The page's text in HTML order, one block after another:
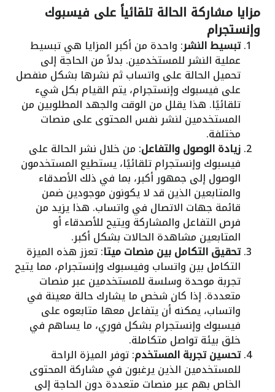
مزايا مشاركة الحالة تلقائياً على فيسبوك
وإنستجرام
تبسيط النشر: واحدة من أكبر المزايا هي تبسيط
عملية النشر للمستخدمين. بدلاً من الحاجة إلى
تحميل الحالة على واتساب ثم نشرها بشكل منفصل
على فيسبوك وإنستجرام، يتم القيام بكل شيء
تلقائيًا. هذا يقلل من الوقت والجهد المطلوبين من
المستخدمين لنشر نفس المحتوى على منصات
مختلفة.
زيادة الوصول والتفاعل: من خلال نشر الحالة على
فيسبوك وإنستجرام تلقائيًا، يستطيع المستخدمون
الوصول إلى جمهور أكبر، بما في ذلك الأصدقاء
والمتابعين الذين قد لا يكونون موجودين ضمن
قائمة جهات الاتصال في واتساب. هذا يزيد من
فرص التفاعل والمشاركة ويتيح للأصدقاء أو
المتابعين مشاهدة الحالات بشكل أكبر.
تحقيق التكامل بين منصات ميتا: تعزز هذه الميزة
التكامل بين واتساب وفيسبوك وإنستجرام، مما يتيح
تجربة موحدة وسلسة للمستخدمين عبر منصات
متعددة. إذا كان شخص ما يشارك حالة معينة في
واتساب، يمكنه أن يتفاعل معها متابعوه على
فيسبوك وإنستجرام بشكل فوري، ما يساهم في
خلق بيئة تواصل متكاملة.
تحسين تجربة المستخدم: توفر الميزة الراحة
للمستخدمين الذين يرغبون في مشاركة المحتوى
الخاص بهم عبر منصات متعددة دون الحاجة إلى